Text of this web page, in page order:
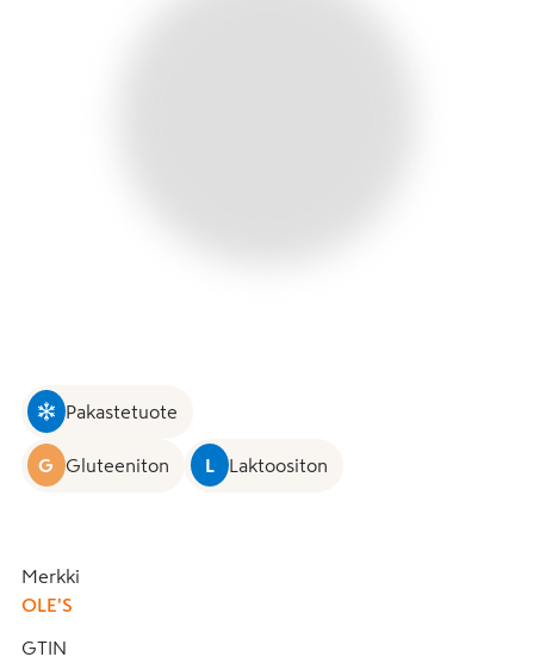
Pakastetuote
G Gluteeniton L Laktoositon
Merkki
OLE'S
GTIN